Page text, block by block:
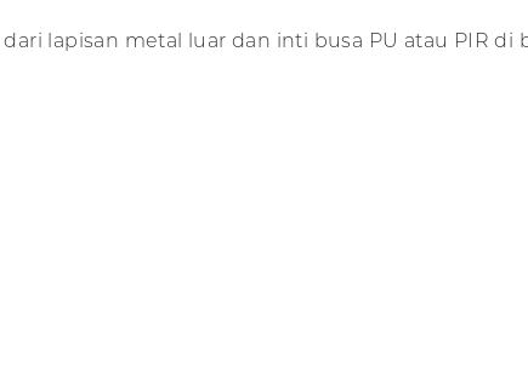
lapisan metal luar dan inti busa PU atau PIR di